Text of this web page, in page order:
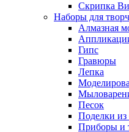
Скрипка
Наборы для
Алмазная
Гипс
Гравюры
Лепка
Песок
Поделки из
Приборы и